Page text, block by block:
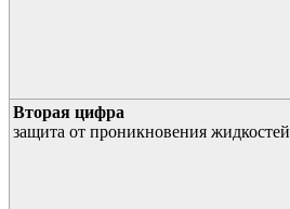
Вторая цифра
защита от проникновения жидкостей